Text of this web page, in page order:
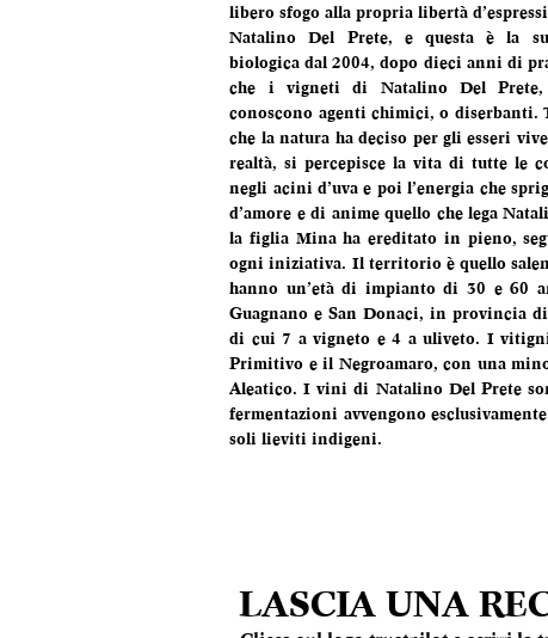
libero sfogo alla propria libertà
Natalino Del Prete, e questa è la
biologica dal 2004, dopo dieci anni di
che i vigneti di Natalino Del
conoscono agenti chimici, o diserbanti.
che la natura ha deciso per gli esseri
realtà, si percepisce la vita di tutte le
negli acini d’uva e poi l’energia che
d’amore e di anime quello che lega
la figlia Mina ha ereditato in pieno,
ogni iniziativa. Il territorio è quello
hanno un’età di impianto di 30 e 60
Guagnano e San Donaci, in provincia
di cui 7 a vigneto e 4 a uliveto. I
Primitivo e il Negroamaro, con una
Aleatico. I vini di Natalino Del Prete
fermentazioni avvengono
soli lieviti indigeni.
LASCIA UNA